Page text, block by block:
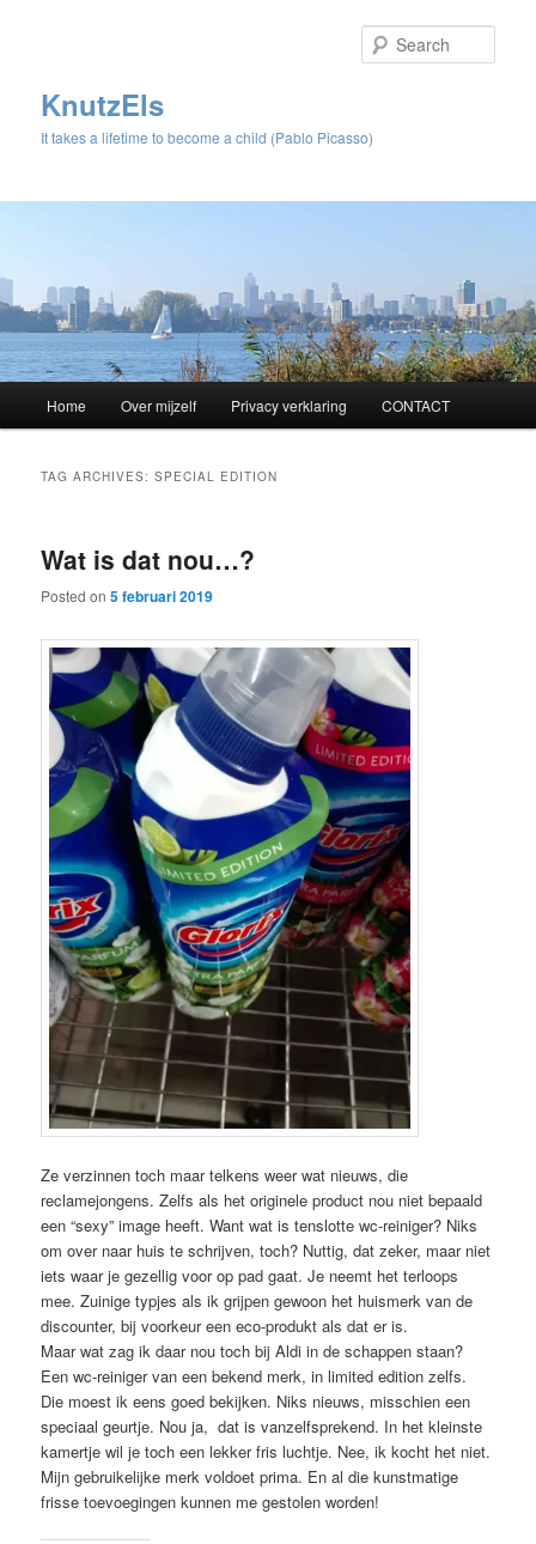
KnutzEls
It takes a lifetime to become a child (Pablo Picasso)
Skip
content
Skip
content
Home Over mijzelf Privacy verklaring CONTACT
TAG ARCHIVES:SPECIAL EDITION
Wat is dat nou…?
Posted on5 februari 2019
Ze verzinnen toch maar telkens weer wat nieuws, die
reclamejongens. Zelfs als het originele product nou niet bepaald
een “sexy” image heeft. Want wat is tenslotte wc-reiniger? Niks
om over naar huis te schrijven, toch? Nuttig, dat zeker, maar niet
iets waar je gezellig voor op pad gaat. Je neemt het terloops
mee. Zuinige typjes als ik grijpen gewoon het huismerk van de
discounter, bij voorkeur een eco-produkt als dat er is.
Maar wat zag ik daar nou toch bij Aldi in de schappen staan?
Een wc-reiniger van een bekend merk, in limited edition zelfs.
Die moest ik eens goed bekijken. Niks nieuws, misschien een
speciaal geurtje. Nou ja, dat is vanzelfsprekend. In het kleinste
kamertje wil je toch een lekker fris luchtje. Nee, ik kocht het niet.
Mijn gebruikelijke merk voldoet prima. En al die kunstmatige
frisse toevoegingen kunnen me gestolen worden!